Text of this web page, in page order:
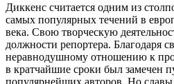
Диккенс считается одним из
самых популярных течений в
века. Свою творческую
должности репортера. Благодаря
неравнодушному отношению к
в кратчайшие сроки был замечен
популярнейших авторов. Но славы